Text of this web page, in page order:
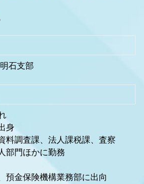
石支部
身
調査課、法人課税課、査察
部門ほかに勤務
預金保険機構業務部に出向